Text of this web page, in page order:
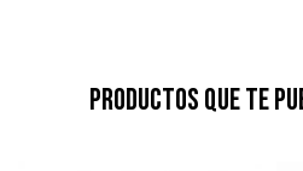
Productos que te